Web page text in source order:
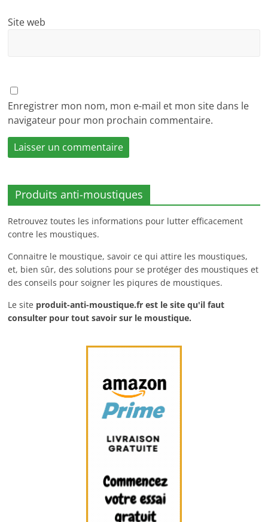
Site web
Enregistrer mon nom, mon e-mail et mon site dans le
navigateur pour mon prochain commentaire.
Produits anti-moustiques
Retrouvez toutes les informations pour lutter efficacement
contre les moustiques.
Connaitre le moustique, savoir ce qui attire les moustiques,
et, bien sûr, des solutions pour se protéger des moustiques et
des conseils pour soigner les piqures de moustiques.
Le site produit-anti-moustique.fr est le site qu'il faut
consulter pour tout savoir sur le moustique.